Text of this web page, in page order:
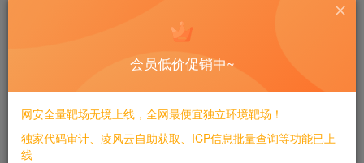
    |-- medium_socnet.
    |-- 第
10周打靶.mp4
|-- 11/
    |--
11.
txt
    |-- 第
11 周打靶.mp4
会员低价促销中~
网安全量靶场无境上线，全网最便宜独立环境靶场！
独家代码审计、凌风云自助获取、ICP信息批量查询等功能已上
线